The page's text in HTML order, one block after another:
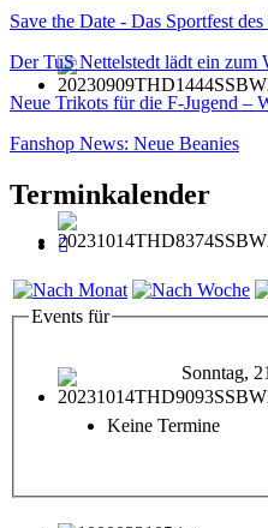
Save the Date - Das Sportfest
Der TuS Nettelstedt lädt ein zum
Neue Trikots für die F-Jugend –
Fanshop News: Neue Beanies
Terminkalender
Events für
Sonntag,
Keine Termine